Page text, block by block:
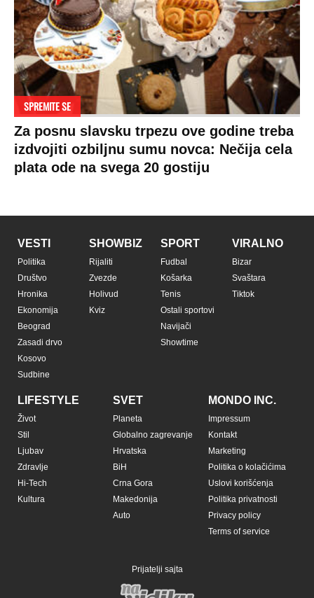
SPREMITE SE
Za posnu slavsku trpezu ove godine treba
izdvojiti ozbiljnu sumu novca: Nečija cela
plata ode na svega 20 gostiju
VESTI
Politika
Društvo
Hronika
Ekonomija
Beograd
Zasadi drvo
Kosovo
Sudbine
SHOWBIZ
Rijaliti
Zvezde
Holivud
Kviz
SPORT
Fudbal
Košarka
Tenis
Ostali sportovi
Navijači
Showtime
VIRALNO
Bizar
Svaštara
Tiktok
LIFESTYLE
Život
Stil
Ljubav
Zdravlje
Hi-Tech
Kultura
SVET
Planeta
Globalno zagrevanje
Hrvatska
BiH
Crna Gora
Makedonija
Auto
MONDO INC.
Impressum
Kontakt
Marketing
Politika o kolačićima
Uslovi korišćenja
Politika privatnosti
Privacy policy
Terms of service
Prijatelji sajta